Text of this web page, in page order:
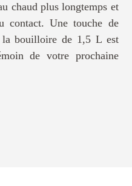
chaud plus longtemps et
contact. Une touche de
la bouilloire de 1,5 L est
de votre prochaine